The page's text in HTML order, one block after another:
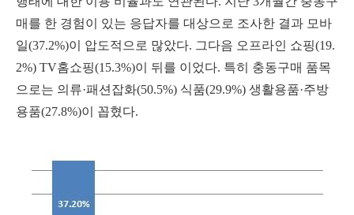
매를 한 경험이 있는 응답자를 대상으로 조사한 결과 모바
일(37.2%)이 압도적으로 많았다. 그다음 오프라인 쇼핑(19.
2%) TV홈쇼핑(15.3%)이 뒤를 이었다. 특히 충동구매 품목
으로는 의류·패션잡화(50.5%) 식품(29.9%) 생활용품·주방
용품(27.8%)이 꼽혔다.